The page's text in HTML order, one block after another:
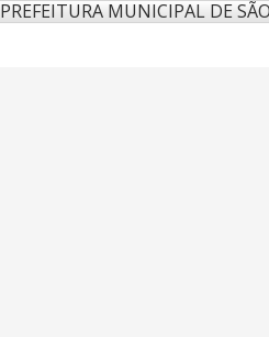
PREFEITURA MUNICIPAL DE